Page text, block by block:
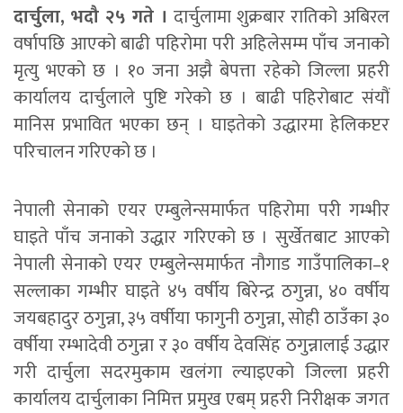
दार्चुला, भदौ २५ गते । दार्चुलामा शुक्रबार रातिको अबिरल
वर्षापछि आएको बाढी पहिरोमा परी अहिलेसम्म पाँच जनाको
मृत्यु भएको छ । १० जना अझै बेपत्ता रहेको जिल्ला प्रहरी
कार्यालय दार्चुलाले पुष्टि गरेको छ । बाढी पहिरोबाट संयौं
मानिस प्रभावित भएका छन् । घाइतेको उद्धारमा हेलिकप्टर
परिचालन गरिएको छ ।
नेपाली सेनाको एयर एम्बुलेन्समार्फत पहिरोमा परी गम्भीर
घाइते पाँच जनाको उद्धार गरिएको छ । सुर्खेतबाट आएको
नेपाली सेनाको एयर एम्बुलेन्समार्फत नौगाड गाउँपालिका–१
सल्लाका गम्भीर घाइते ४५ वर्षीय बिरेन्द्र ठगुन्ना, ४० वर्षीय
जयबहादुर ठगुन्ना, ३५ वर्षीया फागुनी ठगुन्ना, सोही ठाउँका ३०
वर्षीया रम्भादेवी ठगुन्ना र ३० वर्षीय देवसिंह ठगुन्नालाई उद्धार
गरी दार्चुला सदरमुकाम खलंगा ल्याइएको जिल्ला प्रहरी
कार्यालय दार्चुलाका निमित्त प्रमुख एबम् प्रहरी निरीक्षक जगत